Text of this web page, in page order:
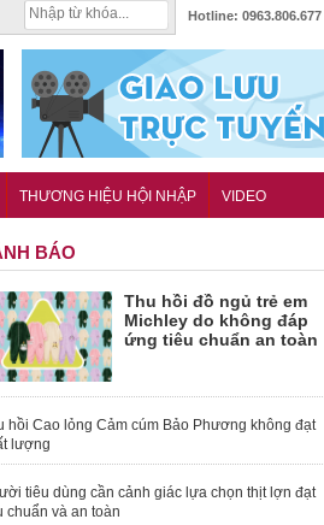
Hotline: 0963.806.677
THƯƠNG HIỆU HỘI NHẬP VIDEO
BÁO
Thu hồi đồ ngủ trẻ em
Michley do không đáp
ứng tiêu chuẩn an toàn
hồi Cao lỏng Cảm cúm Bảo Phương không đạt
lượng
tiêu dùng cần cảnh giác lựa chọn thịt lợn đạt
chuẩn và an toàn